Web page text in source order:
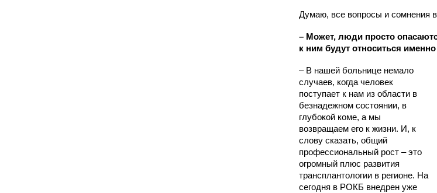
Думаю, все вопросы и сомнения
– Может, люди просто
к ним будут относиться
– В нашей больнице немало
случаев, когда человек
поступает к нам из области в
безнадежном состоянии, в
глубокой коме, а мы
возвращаем его к жизни. И, к
слову сказать, общий
профессиональный рост – это
огромный плюс развития
трансплантологии в регионе. На
сегодня в РОКБ внедрен уже